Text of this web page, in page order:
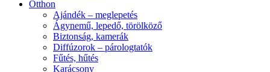
Otthon
Ajándék – meglepetés
Ágynemű, lepedő, törölköző
Biztonság, kamerák
Diffúzorok – párologtatók
Fűtés, hűtés
Karácsony